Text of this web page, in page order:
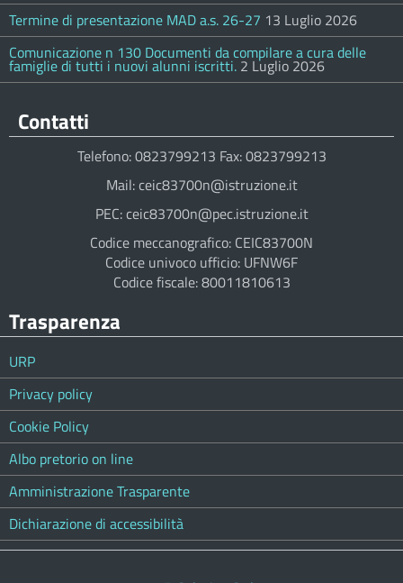
Termine di presentazione MAD a.s. 26-27 13 Luglio 2026
Comunicazione n 130 Documenti da compilare a cura delle
famiglie di tutti i nuovi alunni iscritti. 2 Luglio 2026
Contatti
Telefono: 0823799213 Fax: 0823799213
Mail: ceic83700n@istruzione.it
PEC: ceic83700n@pec.istruzione.it
Codice meccanografico: CEIC83700N
Codice univoco ufficio: UFNW6F
Codice fiscale: 80011810613
Trasparenza
URP
Privacy policy
Cookie Policy
Albo pretorio on line
Amministrazione Trasparente
Dichiarazione di accessibilità